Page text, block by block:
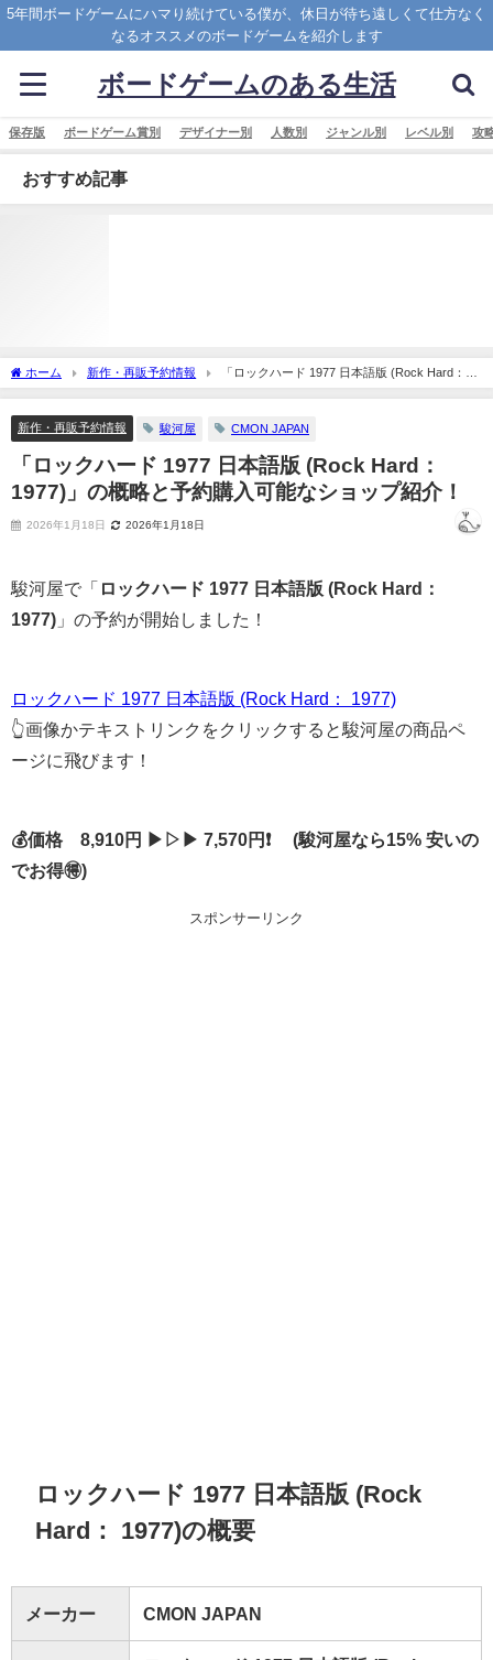
5年間ボードゲームにハマり続けている僕が、休日が待ち遠しくて仕方なく
なるオススメのボードゲームを紹介します
ボードゲームのある生活
保存版 ボードゲーム賞別 デザイナー別 人数別 ジャンル別 レベル別 攻
おすすめ記事
ホーム 新作・再販予約情報
「ロックハード 1977 日本語版 (Rock Hard：
1977)」の概略と予約購入可能なショップ紹介！
新作・再販予約情報 駿河屋 CMON JAPAN
「ロックハード 1977 日本語版 (Rock Hard：
1977)」の概略と予約購入可能なショップ紹介！
2026年1月18日 2026年1月18日
駿河屋で「 ロックハード 1977 日本語版 (Rock Hard：
1977) 」の予約が開始しました！
ロックハード 1977 日本語版 (Rock Hard： 1977)
👆画像かテキストリンクをクリックすると駿河屋の商品ペ
ージに飛びます！
💰価格 8,910円 ▶▷▶ 7,570円❗ (駿河屋なら15% 安いの
でお得🉐)
スポンサーリンク
ロックハード 1977 日本語版 (Rock
Hard： 1977)の概要
メーカー CMON JAPAN